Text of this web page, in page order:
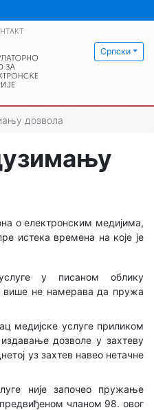
Српски
дозвола
о електронским медијима,
истека времена на које је
у писаном облику
више не намерава да пружа
медијске услуге приликом
дозволе у захтеву
уз захтев навео нетачне
није започео пружање
чланом 98. овог